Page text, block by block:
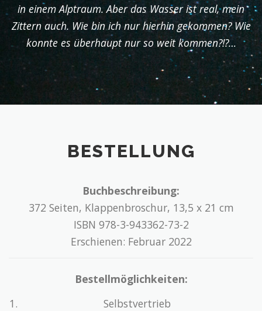
in einem Alptraum. Aber das Wasser ist real, mein
Zittern auch. Wie bin ich nur hierhin gekommen? Wie
konnte es überhaupt nur so weit kommen?!?…
BESTELLUNG
Buchbeschreibung:
372 Seiten, Klappenbroschur, 13,5 x 21 cm
ISBN 978-3-943362-73-2
Erschienen: Februar 2022
Bestellmöglichkeiten:
Selbstvertrieb